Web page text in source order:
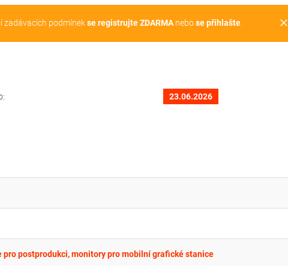
clear
zadávacích podmínekse registrujte ZDARMAnebose přihlašte.
23.06.2026
pro postprodukci, monitory pro mobilní grafické stanice